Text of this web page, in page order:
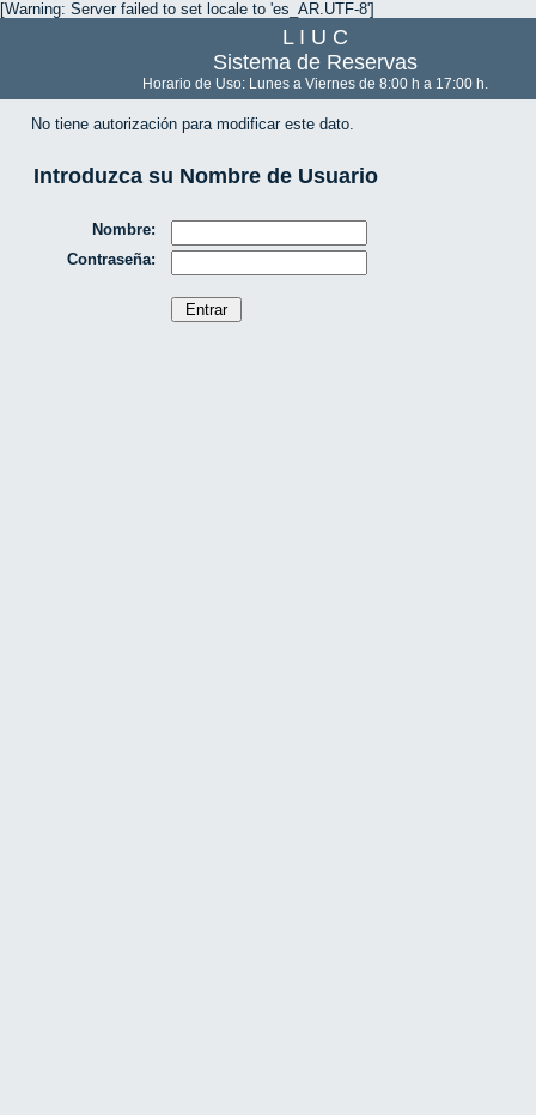
[Warning: Server failed to set locale to 'es_AR.UTF-8']
L I U C
Sistema de Reservas
Horario de Uso: Lunes a Viernes de 8:00 h a 17:00 h.
No tiene autorización para modificar este dato.
Introduzca su Nombre de Usuario
Nombre:
Contraseña: